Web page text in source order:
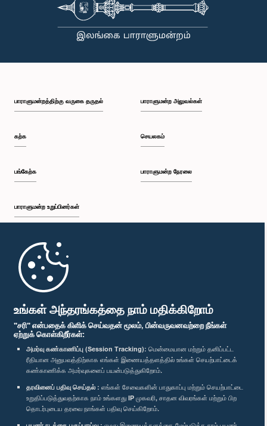
உங்கள் அந்தரங்கத்தை நாம் மதிக்கிறோம்
"சரி" என்பதைக் கிளிக் செய்வதன் மூலம், பின்வருவனவற்றை நீங்கள்
ஏற்றுக் கொள்கிறீர்கள்:
அமர்வு கண்காணிப்பு (Session Tracking): மென்மையான மற்றும் தனிப்பட்ட
ரீதியான அனுபவத்திற்காக எங்கள் இணையத்தளத்தில் உங்கள் செயற்பாட்டைக்
கண்காணிக்க அமர்வுகளைப் பயன்படுத்துகிறோம்.
தரவினைப் பதிவு செய்தல் : எங்கள் சேவைகளின் பாதுகாப்பு மற்றும் செயற்பாட்டை
உறுதிப்படுத்துவதற்காக நாம் உங்களது IP முகவரி, சாதன விவரங்கள் மற்றும் பிற
தொடர்புடைய தரவை நாங்கள் பதிவு செய்கிறோம்.
பாராளுமன்றத்திற்கு வருகை தருதல்
கற்க
பங்கேற்க
பாராளுமன்ற உறுப்பினர்கள்
முதற்பக்கம்
பாராளுமன்ற அலுவல்கள்
செயலகம்
பாராளுமன்ற நேரலை
பாராளுமன்ற கையடக்க செயலி
எம்மை பின்தொடர்க :
விருதுகள்